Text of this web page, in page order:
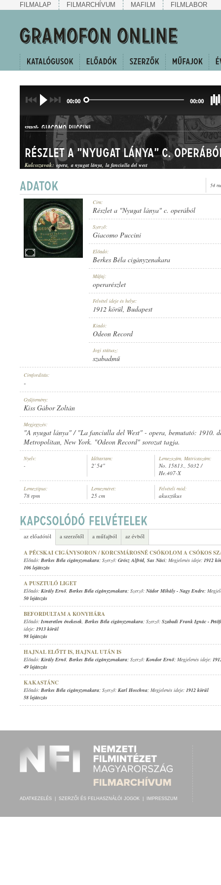
FILMALAP FILMARCHÍVUM MAFILM FILMLABOR
00:00 00:00
ELŐADÓ: BERKES BÉLA CIGÁNYZENAKARA
SZERZŐ: GIACOMO PUCCINI
OPERARÉSZLET
LEMEZSZÁM:
Részlet a "Nyugat lánya" c.
Kulcsszavak: opera a nyugat lánya la fanciulla del west
54
Cím:
Részlet a "Nyugat lánya" c. operából
Szerző:
Giacomo Puccini
Előadó:
Berkes Béla cigányzenakara
Műfaj:
operarészlet
Felvétel ideje és helye:
1912 körül, Budapest
Kiadó:
Odeon Record
Jogi státusz:
szabadmű
Címfordítás:
-
Gyűjtemény:
Kiss Gábor Zoltán
Megjegyzés:
"A nyugat lánya" / "La fanciulla del West" - opera, bemutató: 1910.
Metropolitan, New York. "Odeon Record" sorozat tagja.
Nyelv:
-
Időtartam:
2' 54"
Lemezszám, Matricaszám:
No. 15813., 5032 /
He.407-X
Lemeztípus:
78 rpm
Lemezméret:
25 cm
Felvételi mód:
akusztikus
az előadótól a szerzőtől a műfajból az évből
A PÉCSKAI CIGÁNYSORON / KORCSMÁROSNÉ CSÓKOLOM A CSÓKOS
Előadó: Berkes Béla cigányzenakara; Szerző: Grósz Alfréd, Sas Náci; Megjelenés ideje: 1912
106 lejátszás
A PUSZTULÓ LIGET
Előadó: Király Ernő, Berkes Béla cigányzenakara; Szerző: Nádor Mihály - Nagy Endre;
50 lejátszás
BEFORDULTAM A KONYHÁRA
Előadó: Ismeretlen énekesek, Berkes Béla cigányzenakara; Szerző: Szabadi Frank Ignác -
ideje: 1913 körül
98 lejátszás
HAJNAL ELŐTT IS, HAJNAL UTÁN IS
Előadó: Király Ernő, Berkes Béla cigányzenakara; Szerző: Kondor Ernő; Megjelenés ideje:
49 lejátszás
KAKASTÁNC
Előadó: Berkes Béla cigányzenakara; Szerző: Karl Hoschna; Megjelenés ideje: 1912 körül
58 lejátszás
ADATKEZELÉS SZERZŐI ÉS FELHASZNÁLÓI JOGOK IMPRESSZUM